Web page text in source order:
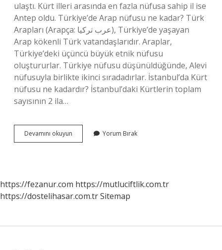
ulaştı. Kürt illeri arasında en fazla nüfusa sahip il ise
Antep oldu. Türkiye’de Arap nüfusu ne kadar? Türk
Arapları (Arapça: عرب تركيا), Türkiye’de yaşayan
Arap kökenli Türk vatandaşlarıdır. Araplar,
Türkiye’deki üçüncü büyük etnik nüfusu
oluştururlar. Türkiye nüfusu düşünüldüğünde, Alevi
nüfusuyla birlikte ikinci sıradadırlar. İstanbul’da Kürt
nüfusu ne kadardır? İstanbul’daki Kürtlerin toplam
sayısının 2 ila…
Devamını okuyun Türkiyede
Kürt
Yorum Bırak
https://fezanur.com https://mutluciftlik.com.tr
https://dostelihasar.com.trSitemap